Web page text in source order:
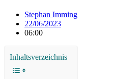
Stephan Imming
22/06/2023
06:00
Inhaltsverzeichnis